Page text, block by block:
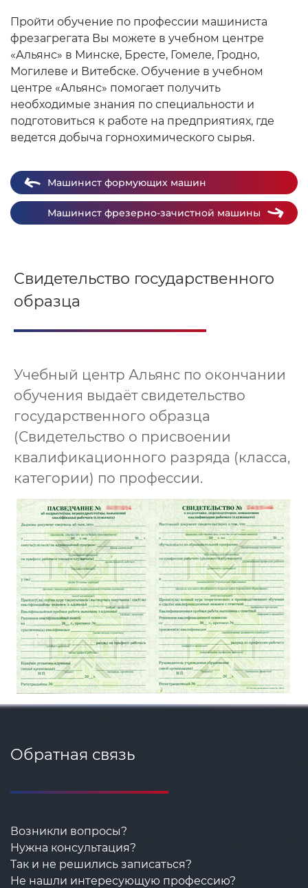
Пройти обучение по профессии машиниста
фрезагрегата Вы можете в учебном центре
«Альянс» в Минске, Бресте, Гомеле, Гродно,
Могилеве и Витебске. Обучение в учебном
центре «Альянс» помогает получить
необходимые знания по специальности и
подготовиться к работе на предприятиях, где
ведется добыча горнохимического сырья.
Машинист формующих машин
Машинист фрезерно-зачистной машины
Свидетельство государственного
образца
Учебный центр Альянс по окончании
обучения выдаёт свидетельство
государственного образца
(Свидетельство о присвоении
квалификационного разряда (класса,
категории) по профессии.
Обратная связь
Возникли вопросы?
Нужна консультация?
Так и не решились записаться?
Не нашли интересующую профессию?